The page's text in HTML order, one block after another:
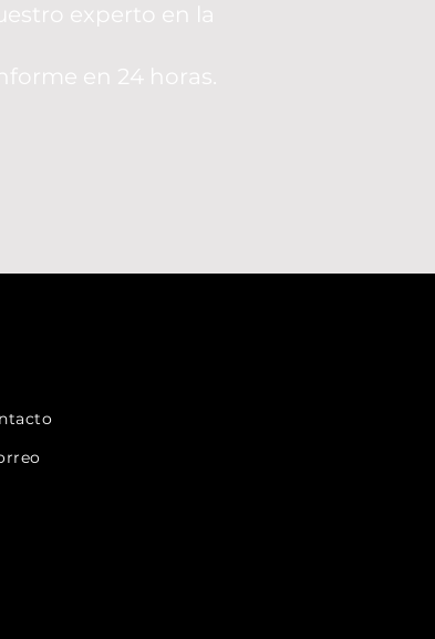
experto en la
en 24 horas.